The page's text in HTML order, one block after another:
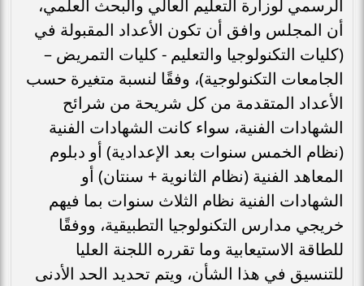
الرسمي لوزارة التعليم العالي والبحث العلمي،
أن المجلس وافق أن تكون الأعداد المقبولة في
(كليات التكنولوجيا والتعليم - كليات التمريض –
الجامعات التكنولوجية)، وفقًا لنسبة متغيرة حسب
الأعداد المتقدمة من كل شريحة من شرائح
الشهادات الفنية، سواء كانت الشهادات الفنية
(نظام الخمس سنوات بعد الإعدادية) أو دبلوم
المعاهد الفنية (نظام الثانوية + سنتان) أو
الشهادات الفنية نظام الثلاث سنوات بما فيهم
خريجي مدارس التكنولوجيا التطبيقية، ووفقًا
للطاقة الاستيعابية وما تقرره اللجنة العليا
للتنسيق في هذا الشأن، ويتم تحديد الحد الأدنى